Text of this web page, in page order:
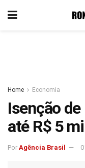
Home Economia
Isenção
até R$ 5
Por Agência Brasil